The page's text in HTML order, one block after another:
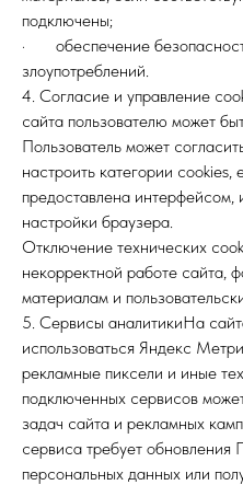
подключены;
· обеспечение
злоупотреблений.
4. Согласие и управление
сайта пользователю может
Пользователь может
настроить категории cookies,
предоставлена интерфейсом,
настройки браузера.
Отключение технических
некорректной работе сайта,
материалам и
5. Сервисы аналитикиНа
использоваться Яндекс
рекламные пиксели и иные
подключенных сервисов
задач сайта и рекламных
сервиса требует обновления
персональных данных или